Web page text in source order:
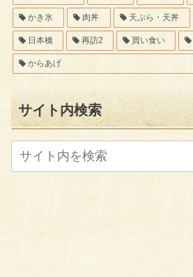
かき氷 肉丼 天ぷら・天丼
日本橋 再訪2 買い食い
からあげ
サイト内検索